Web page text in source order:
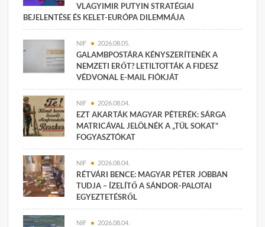
VLAGYIMIR PUTYIN STRATÉGIAI
BEJELENTÉSE ÉS KELET-EURÓPA DILEMMÁJA
NIF 2026.08.05.
GALAMBPOSTÁRA KÉNYSZERÍTENÉK A
NEMZETI ERŐT? LETILTOTTÁK A FIDESZ
VÉDVONAL E-MAIL FIÓKJÁT
NIF 2026.08.04.
EZT AKARTÁK MAGYAR PÉTERÉK: SÁRGA
MATRICÁVAL JELÖLNÉK A „TÚL SOKAT”
FOGYASZTÓKAT
NIF 2026.08.04.
RÉTVÁRI BENCE: MAGYAR PÉTER JOBBAN
TUDJA – ÍZELÍTŐ A SÁNDOR-PALOTAI
EGYEZTETÉSRŐL
NIF 2026.08.04.